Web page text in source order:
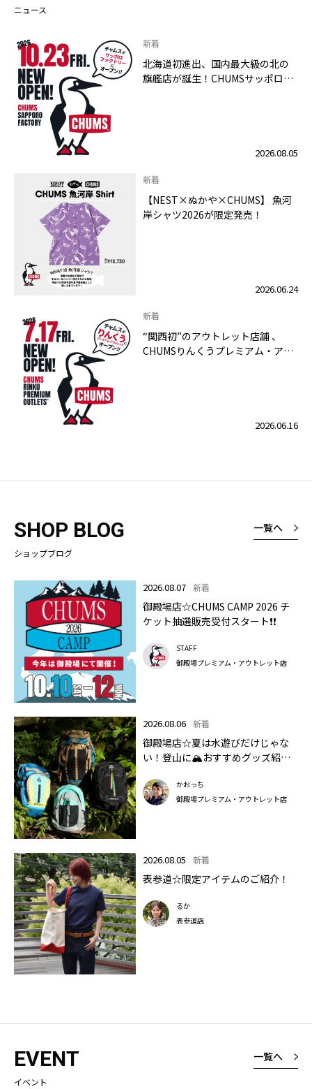
ニュース
新着
北海道初進出、国内最大級の北の
旗艦店が誕生！CHUMSサッポロフ
2026.08.05
新着
【NEST×ぬかや×CHUMS】 魚河
岸シャツ2026が限定発売！
2026.06.24
新着
“関西初”のアウトレット店舗 、
CHUMSりんくうプレミアム・アウ
2026.06.16
SHOP BLOG
ショップブログ
一覧へ
2026.08.07 新着
御殿場店☆CHUMS CAMP 2026 チ
ケット抽選販売受付スタート❗❗
STAFF
御殿場プレミアム・アウトレット店
2026.08.06 新着
御殿場店☆夏は水遊びだけじゃな
い！登山に🏔おすすめグッズ紹介
かおっち
御殿場プレミアム・アウトレット店
2026.08.05 新着
表参道☆限定アイテムのご紹介！
るか
表参道店
EVENT
イベント
一覧へ